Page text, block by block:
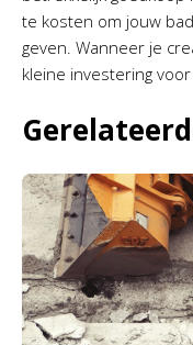
te kosten om jouw
geven. Wanneer je
kleine investering voor